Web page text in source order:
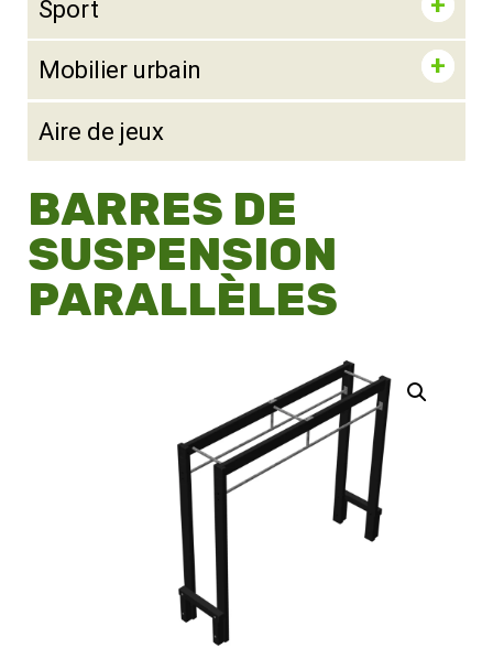
Sport
Mobilier urbain
Aire de jeux
BARRES DE
SUSPENSION
PARALLÈLES